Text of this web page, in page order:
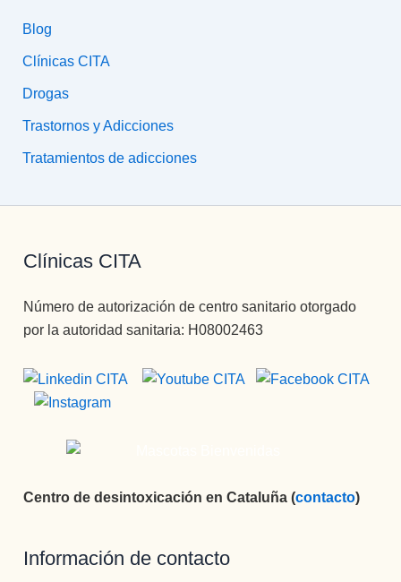
Blog
Clínicas CITA
Drogas
Trastornos y Adicciones
Tratamientos de adicciones
Clínicas CITA
Número de autorización de centro sanitario otorgado
por la autoridad sanitaria: H08002463
Centro de desintoxicación en Cataluña (contacto)
Información de contacto